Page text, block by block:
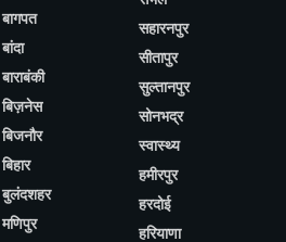
बागपत
बांदा
बाराबंकी
बिज़नेस
बिजनौर
बिहार
बुलंदशहर
मणिपुर
सहारनपुर
सीतापुर
सुल्तानपुर
सोनभद्र
स्वास्थ्य
हमीरपुर
हरदोई
हरियाणा